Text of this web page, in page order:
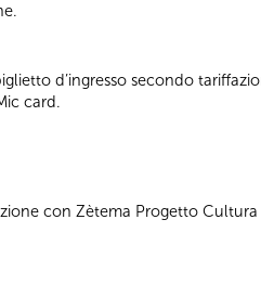
d’ingresso secondo
card.
con Zètema Progetto Cultura